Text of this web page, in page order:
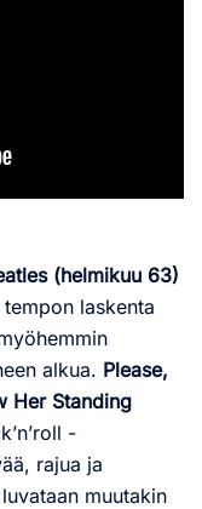
(helmikuu 63)
laskenta
alkua. Please,
Her Standing
-
rajua ja
muutakin